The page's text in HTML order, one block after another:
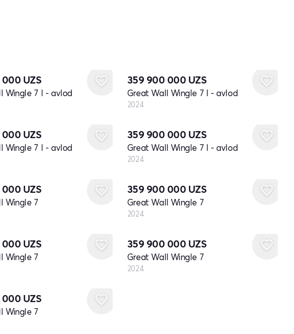
000 UZS
Wingle 7 I - avlod
359 900 000 UZS
Great Wall Wingle 7 I - avlod
2024
000 UZS
Wingle 7 I - avlod
359 900 000 UZS
Great Wall Wingle 7 I - avlod
2024
000 UZS
Wingle 7
359 900 000 UZS
Great Wall Wingle 7
2024
000 UZS
Wingle 7
359 900 000 UZS
Great Wall Wingle 7
2024
000 UZS
Wingle 7